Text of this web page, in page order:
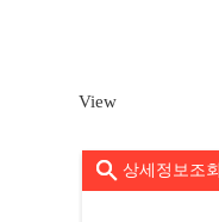
View
상세정보조회